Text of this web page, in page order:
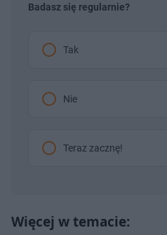
Badasz się regularnie?
Tak
Nie
Teraz zacznę!